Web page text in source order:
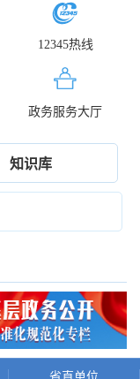
12345热线
政务服务大厅
知识库